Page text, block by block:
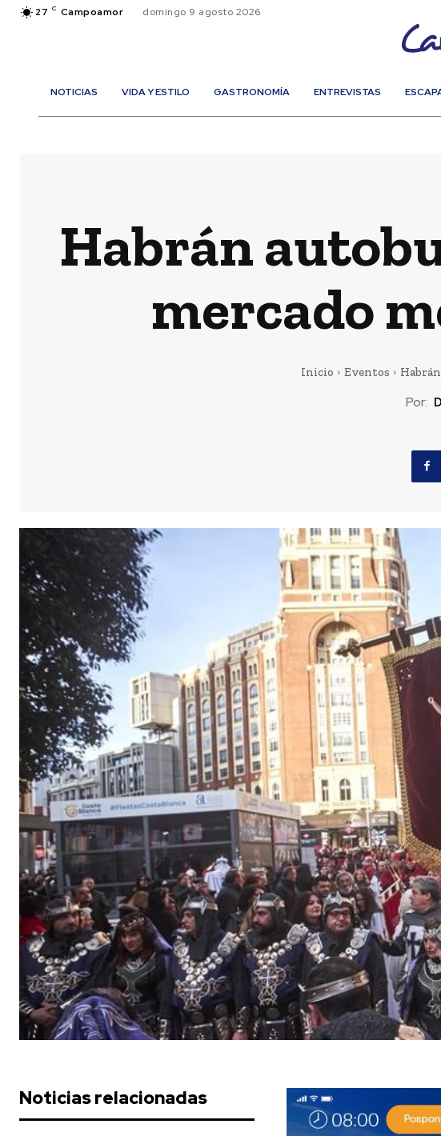
27 C Campoamor domingo 9 agosto 2026
NOTICIAS VIDA Y ESTILO GASTRONOMÍA ENTREVISTAS
Habrán
mercado
Inicio Eventos
Por:
Noticias relacionadas